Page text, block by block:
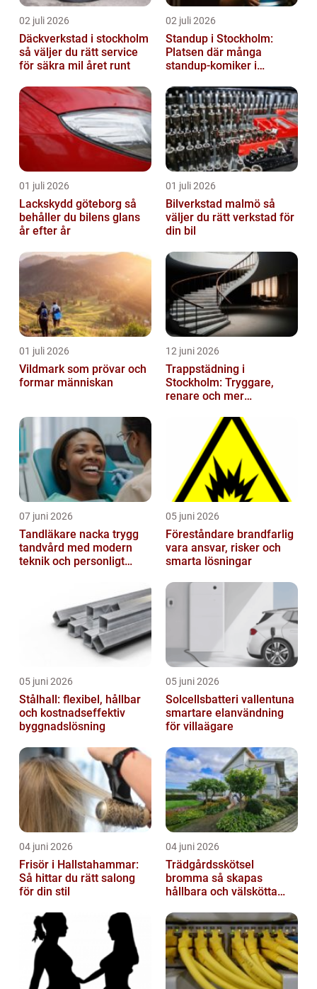
02 juli 2026
Däckverkstad i stockholm
så väljer du rätt service
för säkra mil året runt
02 juli 2026
Standup i Stockholm:
Platsen där många
standup-komiker i
01 juli 2026
Lackskydd göteborg så
behåller du bilens glans
år efter år
01 juli 2026
Bilverkstad malmö så
väljer du rätt verkstad för
din bil
01 juli 2026
Vildmark som prövar och
formar människan
12 juni 2026
Trappstädning i
Stockholm: Tryggare,
renare och mer
07 juni 2026
Tandläkare nacka trygg
tandvård med modern
teknik och personligt
05 juni 2026
Föreståndare brandfarlig
vara ansvar, risker och
smarta lösningar
05 juni 2026
Stålhall: flexibel, hållbar
och kostnadseffektiv
byggnadslösning
05 juni 2026
Solcellsbatteri vallentuna
smartare elanvändning
för villaägare
04 juni 2026
Frisör i Hallstahammar:
Så hittar du rätt salong
för din stil
04 juni 2026
Trädgårdsskötsel
bromma så skapas
hållbara och välskötta